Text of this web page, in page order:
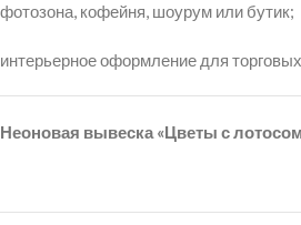
фотозона, кофейня, шоурум или бутик;
интерьерное оформление для
Неоновая вывеска «Цветы с